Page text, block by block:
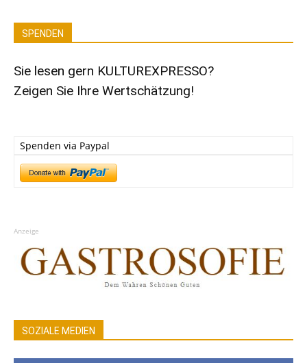
SPENDEN
Sie lesen gern KULTUREXPRESSO?
Zeigen Sie Ihre Wertschätzung!
Spenden via Paypal
Anzeige
SOZIALE MEDIEN